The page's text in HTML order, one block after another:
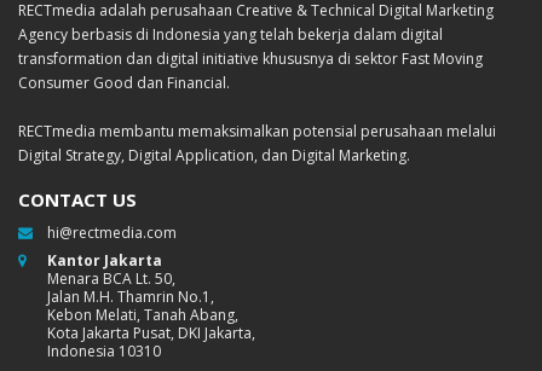
RECTmedia adalah perusahaan Creative & Technical Digital Marketing
Agency berbasis di Indonesia yang telah bekerja dalam digital
transformation dan digital initiative khususnya di sektor Fast Moving
Consumer Good dan Financial.
RECTmedia membantu memaksimalkan potensial perusahaan melalui
Digital Strategy, Digital Application, dan Digital Marketing.
CONTACT US
hi@rectmedia.com
Kantor Jakarta
Menara BCA Lt. 50,
Jalan M.H. Thamrin No.1,
Kebon Melati, Tanah Abang,
Kota Jakarta Pusat, DKI Jakarta,
Indonesia 10310